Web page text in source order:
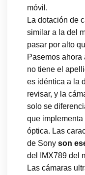
móvil.
La dotación de
similar a la del
pasar por alto
Pasemos
no tiene el
es idéntica a la
revisar, y la
solo se
que
óptica. Las
de Sony son
del IMX789 del
Las cámaras